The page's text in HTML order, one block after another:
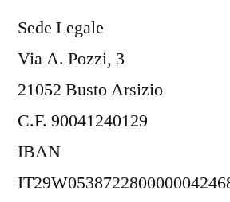
Sede Legale
Via A. Pozzi, 3
21052 Busto Arsizio
C.F. 90041240129
IBAN